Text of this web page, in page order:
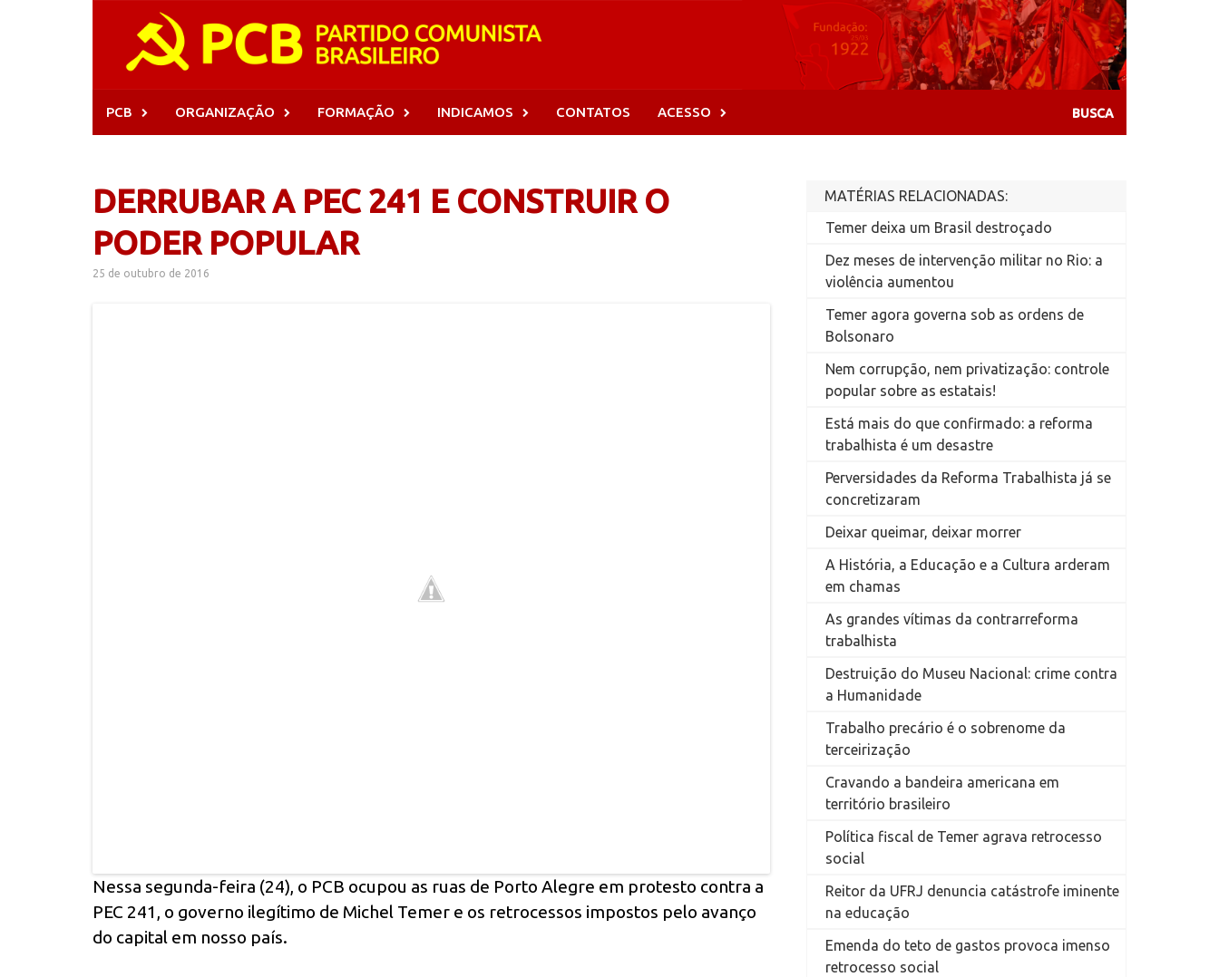
PCB ORGANIZAÇÃO FORMAÇÃO INDICAMOS CONTATOS ACESSO
DERRUBAR A PEC 241 E CONSTRUIR O
PODER POPULAR
25 de outubro de 2016
Nessa segunda-feira (24), o PCB ocupou as ruas de Porto Alegre em protesto contra a
PEC 241, o governo ilegítimo de Michel Temer e os retrocessos impostos pelo avanço
do capital em nosso país.
MATÉRIAS RELACIONADAS:
Temer deixa um Brasil destroçado
Dez meses de intervenção militar no Rio: a
violência aumentou
Temer agora governa sob as ordens de
Bolsonaro
Nem corrupção, nem privatização: controle
popular sobre as estatais!
Está mais do que confirmado: a reforma
trabalhista é um desastre
Perversidades da Reforma Trabalhista já se
concretizaram
Deixar queimar, deixar morrer
A História, a Educação e a Cultura arderam
em chamas
As grandes vítimas da contrarreforma
trabalhista
Destruição do Museu Nacional: crime contra
a Humanidade
Trabalho precário é o sobrenome da
terceirização
Cravando a bandeira americana em
território brasileiro
Política fiscal de Temer agrava retrocesso
social
Reitor da UFRJ denuncia catástrofe iminente
na educação
Emenda do teto de gastos provoca imenso
retrocesso social